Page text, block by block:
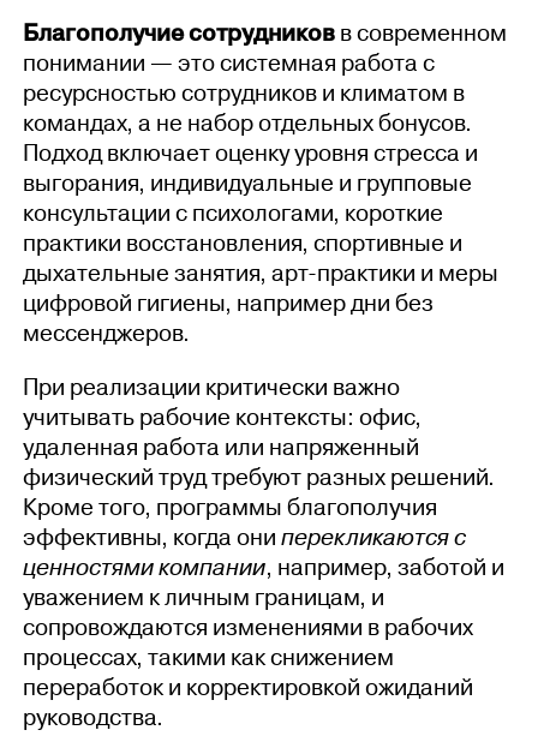
Благополучие сотрудниковв современном
понимании — это системная работа с
ресурсностью сотрудников и климатом в
командах, а не набор отдельных бонусов.
Подход включает оценку уровня стресса и
выгорания, индивидуальные и групповые
консультации с психологами, короткие
практики восстановления, спортивные и
дыхательные занятия, арт-практики и меры
цифровой гигиены, например дни без
мессенджеров.
При реализации критически важно
учитывать рабочие контексты: офис,
удаленная работа или напряженный
физический труд требуют разных решений.
Кроме того, программы благополучия
эффективны, когда ониперекликаются с
ценностями компании, например, заботой и
уважением к личным границам, и
сопровождаются изменениями в рабочих
процессах, такими как снижением
переработок и корректировкой ожиданий
руководства.